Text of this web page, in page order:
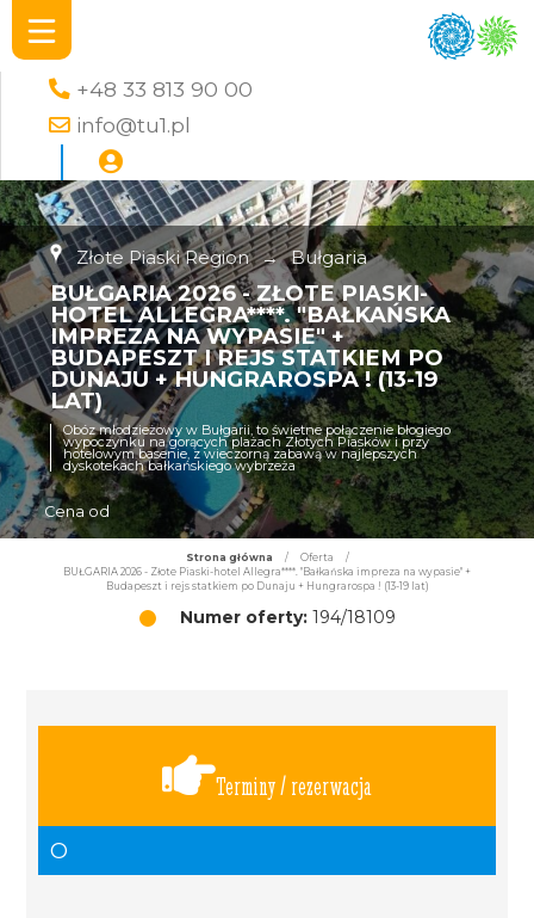
+48 33 813 90 00
info@tu1.pl
Złote Piaski Region → Bułgaria
BUŁGARIA 2026 - ZŁOTE PIASKI-
HOTEL ALLEGRA****. "BAŁKAŃSKA
IMPREZA NA WYPASIE" +
BUDAPESZT I REJS STATKIEM PO
DUNAJU + HUNGRAROSPA ! (13-19
LAT)
Obóz młodzieżowy w Bułgarii, to świetne połączenie błogiego
wypoczynku na gorących plażach Złotych Piasków i przy
hotelowym basenie, z wieczorną zabawą w najlepszych
dyskotekach bałkańskiego wybrzeża
Cena od
Strona główna / Oferta
/
BUŁGARIA 2026 - Złote Piaski-hotel Allegra****. "Bałkańska impreza na wypasie" +
Budapeszt i rejs statkiem po Dunaju + Hungrarospa ! (13-19 lat)
Numer oferty:194/18109
Terminy / rezerwacja
O